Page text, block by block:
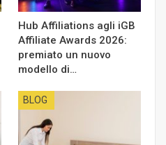
Hub Affiliations agli iGB
Affiliate Awards 2026:
premiato un nuovo
modello di…
BLOG